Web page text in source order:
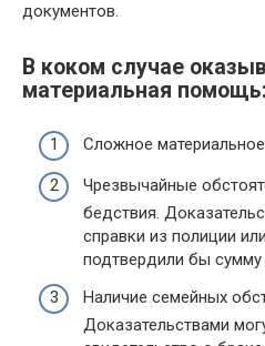
документов.
В коком случае
материальная помощь:
Сложное
Чрезвычайные
бедствия.
справки из полиции
подтвердили бы
Наличие семейных
Доказательствами